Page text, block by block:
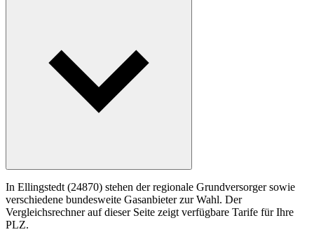
In Ellingstedt (24870) stehen der regionale Grundversorger sowie
verschiedene bundesweite Gasanbieter zur Wahl. Der
Vergleichsrechner auf dieser Seite zeigt verfügbare Tarife für Ihre
PLZ.